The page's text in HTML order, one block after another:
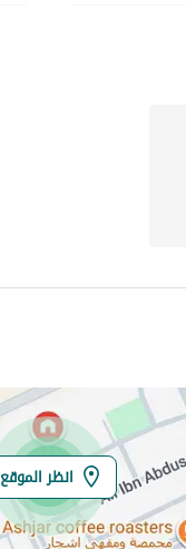
انظر الموقع